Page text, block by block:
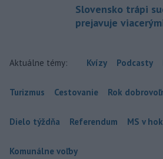
Slovensko trápi
prejavuje
Aktuálne témy: Kvízy Podcasty
Turizmus Cestovanie Rok
Dielo týždňa Referendum MS v
Komunálne voľby